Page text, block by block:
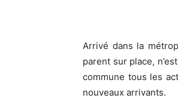
Arrivé dans la
parent sur place,
commune tous les
nouveaux arrivants.